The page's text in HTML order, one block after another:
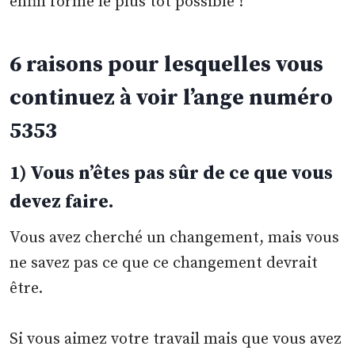
6 raisons pour lesquelles vous
continuez à voir l’ange numéro
5353
1) Vous n’êtes pas sûr de ce que vous
devez faire.
Vous avez cherché un changement, mais vous
ne savez pas ce que ce changement devrait
être.
Si vous aimez votre travail mais que vous avez